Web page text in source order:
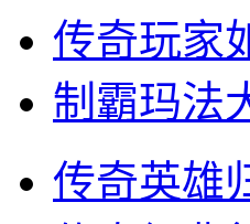
传奇玩家
制霸玛法
传奇英雄